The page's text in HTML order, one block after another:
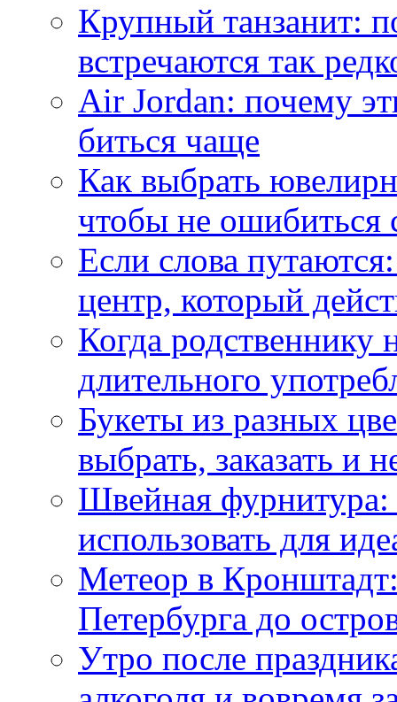
Крупный танзанит:
встречаются так
Air Jordan: почему
биться чаще
Как выбрать
чтобы не ошибиться
Если слова
центр, который
Когда
длительного
Букеты из разных
выбрать, заказать и
Швейная фурнитура:
использовать для
Метеор в
Петербурга до
Утро после